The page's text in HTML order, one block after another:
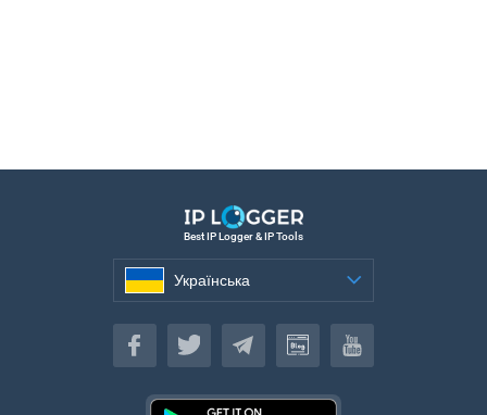
Best IP Logger & IP Tools
Українська
Українська